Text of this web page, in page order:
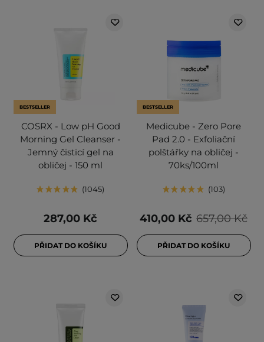
BESTSELLER
COSRX - Low pH Good
Morning Gel Cleanser -
Jemný čisticí gel na
obličej - 150 ml
1045
287,00 Kč
PŘIDAT DO KOŠÍKU
BESTSELLER
Medicube - Zero Pore
Pad 2.0 - Exfoliační
polštářky na obličej -
70ks/100ml
103
657,00 Kč
410,00 Kč
PŘIDAT DO KOŠÍKU